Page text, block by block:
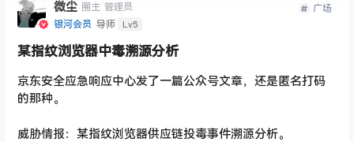
微尘 圈主 管理员
银河会员 导师 Lv5
广场
某指纹浏览器中毒溯源分析
京东安全应急响应中心发了一篇公众号文章，还是匿名打码
的那种。
威胁情报：某指纹浏览器供应链投毒事件溯源分析。